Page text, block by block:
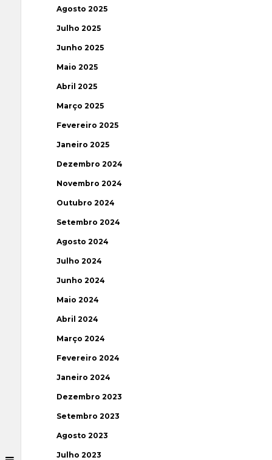
Agosto 2025
Julho 2025
Junho 2025
Maio 2025
Abril 2025
Março 2025
Fevereiro 2025
Janeiro 2025
Dezembro 2024
Novembro 2024
Outubro 2024
Setembro 2024
Agosto 2024
Julho 2024
Junho 2024
Maio 2024
Abril 2024
Março 2024
Fevereiro 2024
Janeiro 2024
Dezembro 2023
Setembro 2023
Agosto 2023
Julho 2023